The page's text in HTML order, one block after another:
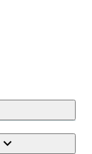
keyboard_arrow_down